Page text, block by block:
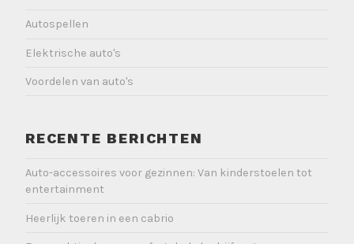
Autospellen
Elektrische auto's
Voordelen van auto's
RECENTE BERICHTEN
Auto-accessoires voor gezinnen: Van kinderstoelen tot
entertainment
Heerlijk toeren in een cabrio